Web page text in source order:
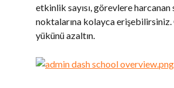
etkinlik sayısı, görevlere
noktalarına kolayca
yükünü azaltın.